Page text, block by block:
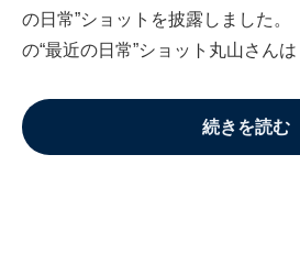
の日常”ショットを披露しました。
の“最近の日常”ショット丸山さんは
続きを読む